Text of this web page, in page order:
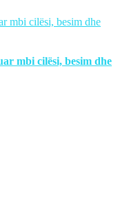
mbi cilësi, besim dhe